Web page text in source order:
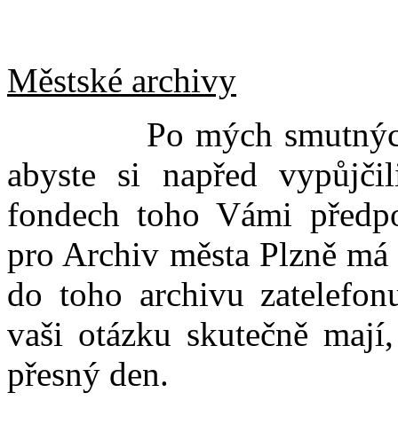
Městské archivy
Po mých smutných
abyste si napřed
fondech toho Vámi
pro Archiv města Plzně
do toho archivu
vaši otázku skutečně
přesný den.